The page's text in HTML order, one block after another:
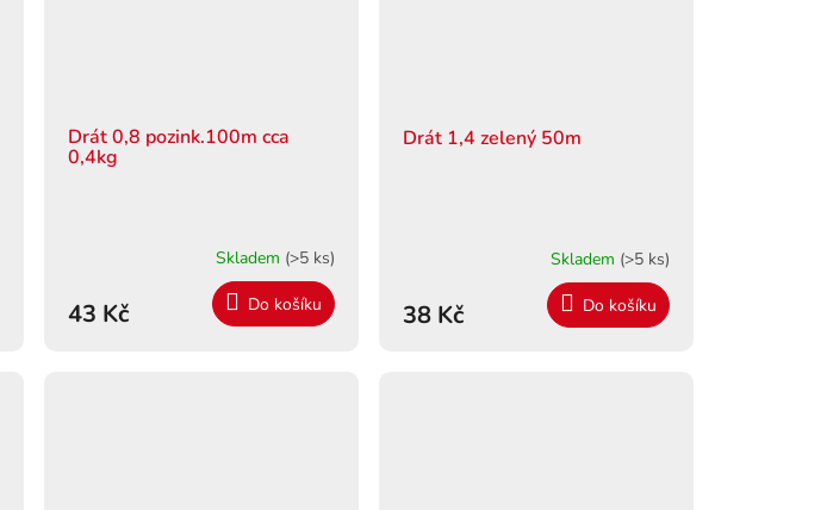
Drát 0,8 pozink.100m cca
0,4kg
Skladem (>5 ks)
43 Kč Do košíku
Drát 1,4 zelený 50m
Skladem (>5 ks)
38 Kč Do košíku